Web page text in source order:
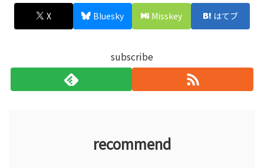
X Bluesky Misskey はてブ
subscribe
recommend